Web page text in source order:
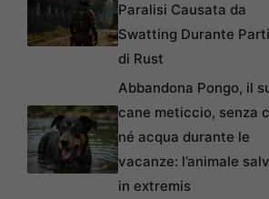
Paralisi Causata da
Swatting Durante
di Rust
Abbandona Pongo, il
cane meticcio, senza
né acqua durante le
vacanze: l’animale
in extremis